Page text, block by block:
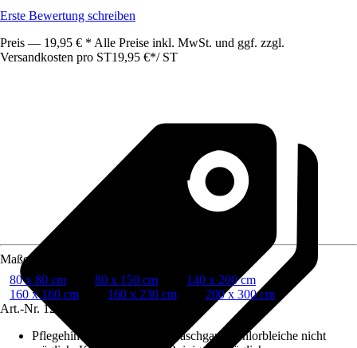
Erste Bewertung schreiben
Preis — 19,95 € * Alle Preise inkl. MwSt. und ggf. zzgl.
Versandkosten pro ST19,95 €*/ ST
Maße (BxL)
80 x 80 cm
80 x 150 cm
140 x 200 cm
160 x 160 cm
160 x 230 cm
200 x 300 cm
Art.-Nr. 12427364
Pflegehinweis
30°C Schonwaschgang, Chlorbleiche nicht